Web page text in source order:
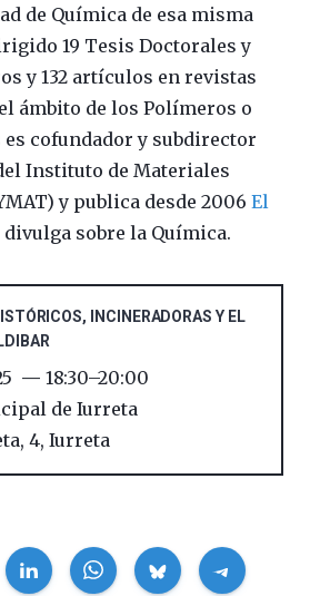
de Química de esa misma
19 Tesis Doctorales y
y 132 artículos en revistas
ámbito de los Polímeros o
es cofundador y subdirector
Instituto de Materiales
y publica desde 2006 El
divulga sobre la Química.
INCINERADORAS Y EL
18:30–20:00
de Iurreta
4, Iurreta